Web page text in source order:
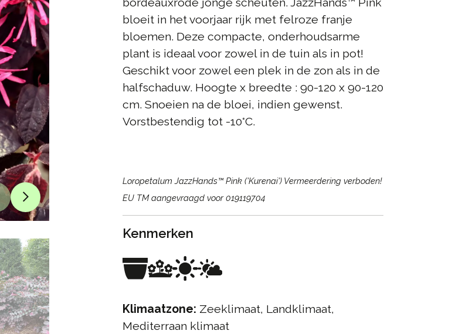
bloeit in het voorjaar rijk met felroze franje
bloemen. Deze compacte, onderhoudsarme
plant is ideaal voor zowel in de tuin als in pot!
Geschikt voor zowel een plek in de zon als in de
halfschaduw. Hoogte x breedte : 90-120 x 90-120
cm. Snoeien na de bloei, indien gewenst.
Vorstbestendig tot -10°C.
Loropetalum JazzHands™ Pink ('Kurenai') Vermeerdering verboden!
EU TM aangevraagd voor 019119704
Kenmerken
Klimaatzone: Zeeklimaat, Landklimaat,
Mediterraan klimaat